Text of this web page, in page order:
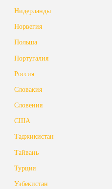
Нидерланды
Норвегия
Польша
Португалия
Россия
Словакия
Словения
США
Таджикистан
Тайвань
Турция
Узбекистан